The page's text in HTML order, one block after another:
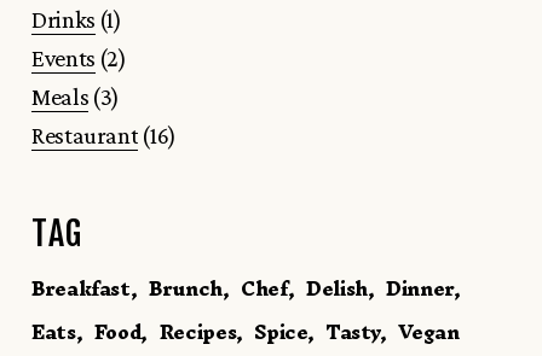
Drinks (1)
Events (2)
Meals (3)
Restaurant (16)
TAG
Breakfast Brunch Chef Delish Dinner
Eats Food Recipes Spice Tasty Vegan